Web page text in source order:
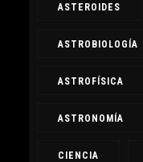
ASTEROIDES
ASTROBIOLOGÍA
ASTROFÍSICA
ASTRONOMÍA
CIENCIA